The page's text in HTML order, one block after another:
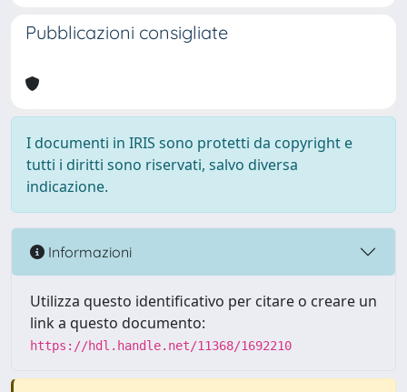
Pubblicazioni consigliate
I documenti in IRIS sono protetti da copyright e
tutti i diritti sono riservati, salvo diversa
indicazione.
Informazioni
Utilizza questo identificativo per citare o creare un
link a questo documento:
https://hdl.handle.net/11368/1692210